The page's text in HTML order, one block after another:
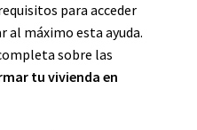
para acceder
al máximo esta ayuda.
sobre las
tu vivienda en